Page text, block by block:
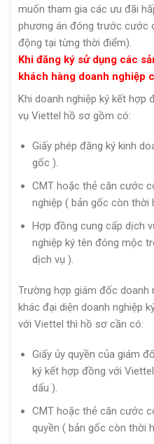
muốn tham gia các ưu đãi
phương án đóng trước cước
động tại từng thời điểm).
Khi đăng ký sử dụng các
khách hàng doanh nghiệp
Khi doanh nghiệp ký kết hợp
vụ Viettel hồ sơ gồm có:
Giấy phép đăng ký kinh
gốc ).
CMT hoặc thẻ căn cước
nghiệp ( bản gốc còn thời
Hợp đồng cung cấp dịch
nghiệp ký tên đóng mộc
dịch vụ ).
Trường hợp giám đốc doanh
khác đại diện doanh nghiệp
với Viettel thì hồ sơ cần có:
Giấy ủy quyền của giám
ký kết hợp đồng với
dấu ).
CMT hoặc thẻ căn cước
quyền ( bản gốc còn thời